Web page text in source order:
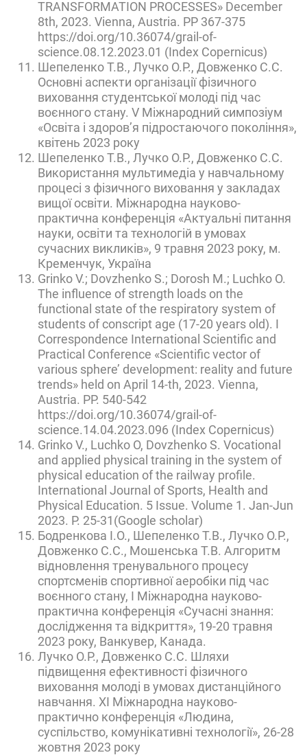
TRANSFORMATION PROCESSES» December
8th, 2023. Vienna, Austria. PP 367-375
https://doi.org/10.36074/grail-of-
science.08.12.2023.01 (Index Copernicus)
Шепеленко Т.В., Лучко О.Р., Довженко С.С.
Основні аспекти організації фізичного
виховання студентської молоді під час
воєнного стану. V Міжнародний симпозіум
«Освіта і здоров’я підростаючого покоління»,
квітень 2023 року
Шепеленко Т.В., Лучко О.Р., Довженко С.С.
Використання мультимедіа у навчальному
процесі з фізичного виховання у закладах
вищої освіти. Міжнародна науково-
практична конференція «Актуальні питання
науки, освіти та технологій в умовах
сучасних викликів», 9 травня 2023 року, м.
Кременчук, Україна
Grinko V.; Dovzhenko S.; Dorosh M.; Luchko O.
The influence of strength loads on the
functional state of the respiratory system of
students of conscript age (17-20 years old). I
Correspondence International Scientific and
Practical Conference «Scientific vector of
various sphere’ development: reality and future
trends» held on April 14-th, 2023. Vienna,
Austria. РР. 540-542
https://doi.org/10.36074/grail-of-
science.14.04.2023.096 (Index Copernicus)
Grinko V., Luchko O, Dovzhenko S. Vocational
and applied physical training in the system of
physical education of the railway profile.
International Journal of Sports, Health and
Physical Education. 5 Issue. Volume 1. Jan-Jun
2023. Р. 25-31(Google scholar)
Бодренкова І.О., Шепеленко Т.В., Лучко О.Р.,
Довженко С.С., Мошенська Т.В. Алгоритм
відновлення тренувального процесу
спортсменів спортивної аеробіки під час
воєнного стану, I Міжнародна науково-
практична конференція «Сучасні знання:
дослідження та відкриття», 19-20 травня
2023 року, Ванкувер, Канада.
Лучко О.Р., Довженко С.С. Шляхи
підвищення ефективності фізичного
виховання молоді в умовах дистанційного
навчання. ХІ Міжнародна науково-
практично конференція «Людина,
суспільство, комунікативні технології», 26-28
жовтня 2023 року